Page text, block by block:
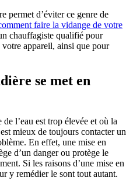
permet d’éviter ce genre de
faire la vidange de votre
chauffagiste qualifié pour
appareil, ainsi que pour
se met en
l’eau est trop élevée et où la
mieux de toujours contacter un
En effet, une mise en
d’un danger ou protège le
Si les raisons d’une mise en
y remédier le sont tout autant.